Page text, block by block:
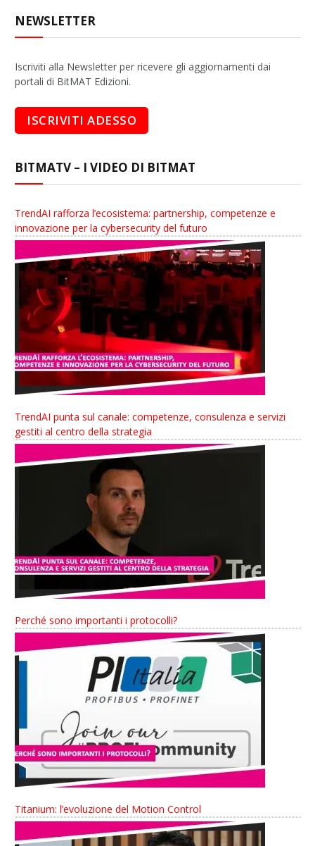
NEWSLETTER
Iscriviti alla Newsletter per ricevere gli aggiornamenti dai
portali di BitMAT Edizioni.
BITMATV – I VIDEO DI BITMAT
TrendAI rafforza l’ecosistema: partnership, competenze e
innovazione per la cybersecurity del futuro
TrendAI punta sul canale: competenze, consulenza e servizi
gestiti al centro della strategia
Perché sono importanti i protocolli?
Titanium: l’evoluzione del Motion Control